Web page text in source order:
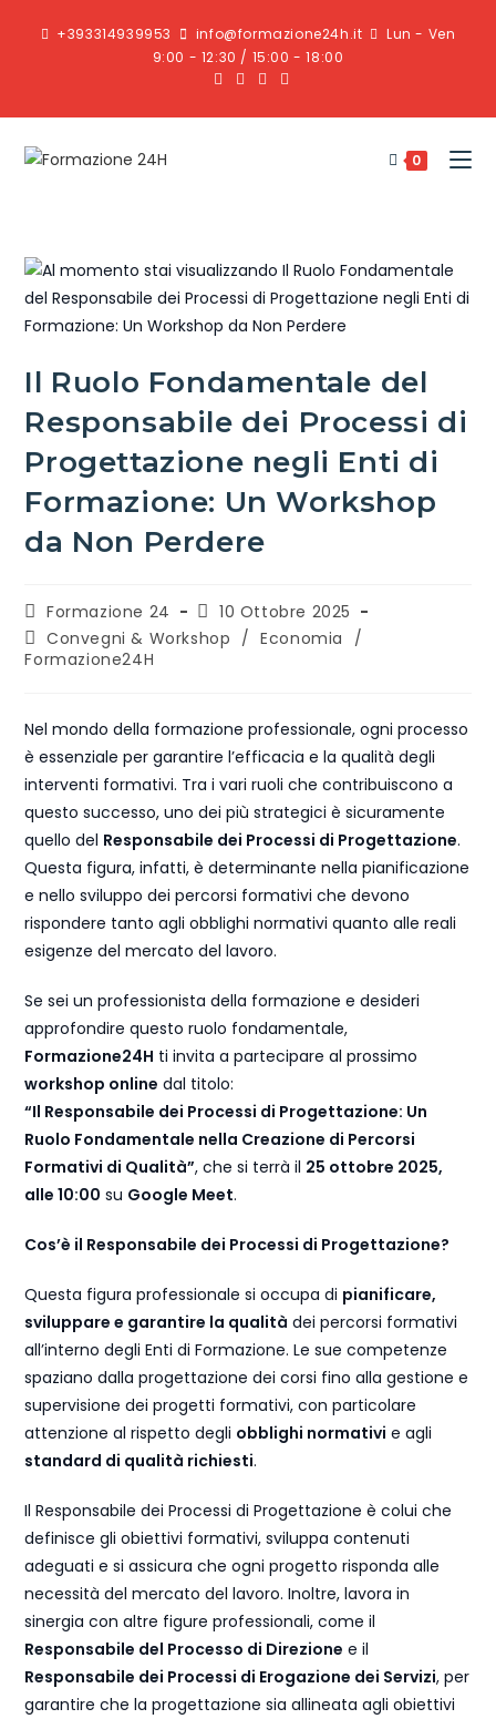
+393314939953 info@formazione24h.it
Lun - Ven
9:00 - 12:30 / 15:00 - 18:00
0
Il Ruolo Fondamentale del
Responsabile dei Processi di
Progettazione negli Enti di
Formazione: Un Workshop
da Non Perdere
Formazione 24
10 Ottobre 2025
Convegni & Workshop / Economia
/
Formazione24H
Nel mondo della formazione professionale, ogni processo
è essenziale per garantire l’efficacia e la qualità degli
interventi formativi. Tra i vari ruoli che contribuiscono a
questo successo, uno dei più strategici è sicuramente
quello del Responsabile dei Processi di Progettazione.
Questa figura, infatti, è determinante nella pianificazione
e nello sviluppo dei percorsi formativi che devono
rispondere tanto agli obblighi normativi quanto alle reali
esigenze del mercato del lavoro.
Se sei un professionista della formazione e desideri
approfondire questo ruolo fondamentale,
Formazione24H ti invita a partecipare al prossimo
workshop online dal titolo:
“Il Responsabile dei Processi di Progettazione: Un
Ruolo Fondamentale nella Creazione di Percorsi
Formativi di Qualità”, che si terrà il 25 ottobre 2025,
alle 10:00 su Google Meet.
Cos’è il Responsabile dei Processi di Progettazione?
Questa figura professionale si occupa di pianificare,
sviluppare e garantire la qualità dei percorsi formativi
all’interno degli Enti di Formazione. Le sue competenze
spaziano dalla progettazione dei corsi fino alla gestione e
supervisione dei progetti formativi, con particolare
attenzione al rispetto degli obblighi normativi e agli
standard di qualità richiesti.
Il Responsabile dei Processi di Progettazione è colui che
definisce gli obiettivi formativi, sviluppa contenuti
adeguati e si assicura che ogni progetto risponda alle
necessità del mercato del lavoro. Inoltre, lavora in
sinergia con altre figure professionali, come il
Responsabile del Processo di Direzione e il
Responsabile dei Processi di Erogazione dei Servizi, per
garantire che la progettazione sia allineata agli obiettivi